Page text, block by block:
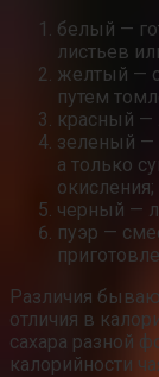
белый —
листьев
желтый —
путем
красный —
зеленый —
а только
окисления;
черный —
пуэр —
Различия
отличия в
сахара разной
калорийности